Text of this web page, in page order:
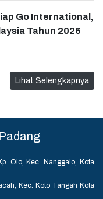
Go International,
Tahun 2026
Lihat Selengkapnya
Olo, Kec. Nanggalo, Kota
Kec. Koto Tangah Kota